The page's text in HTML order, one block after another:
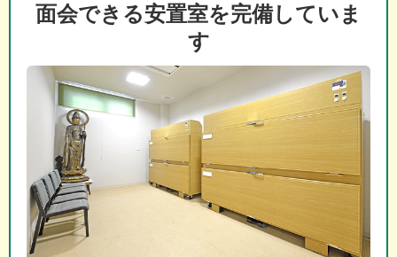
面会できる安置室を完備していま
す